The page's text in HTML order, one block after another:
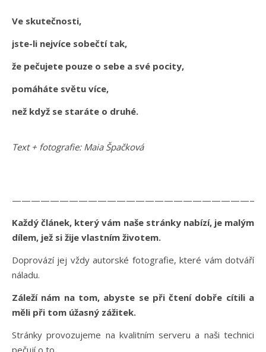
Ve skutečnosti,
jste-li nejvíce sobečtí tak,
že pečujete pouze o sebe a své pocity,
pomáháte světu více,
než když se staráte o druhé.
Text + fotografie: Maia Špačková
Každý článek, který vám naše stránky nabízí, je malým
dílem, jež si žije vlastním životem.
Doprovází jej vždy autorské fotografie, které vám dotváří
náladu.
Záleží nám na tom, abyste se při čtení dobře cítili a
měli při tom úžasný zážitek.
Stránky provozujeme na kvalitním serveru a naši technici